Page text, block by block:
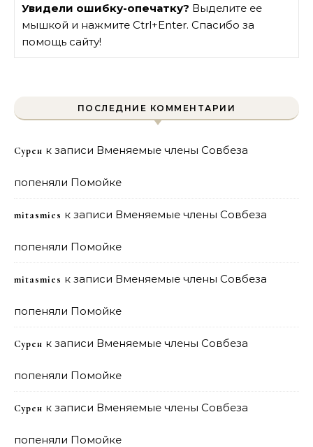
Увидели ошибку-опечатку? Выделите ее
мышкой и нажмите Ctrl+Enter. Спасибо за
помощь сайту!
ПОСЛЕДНИЕ КОММЕНТАРИИ
Сурен к записи Вменяемые члены Совбеза
попеняли Помойке
mitasmies к записи Вменяемые члены Совбеза
попеняли Помойке
mitasmies к записи Вменяемые члены Совбеза
попеняли Помойке
Сурен к записи Вменяемые члены Совбеза
попеняли Помойке
Сурен к записи Вменяемые члены Совбеза
попеняли Помойке